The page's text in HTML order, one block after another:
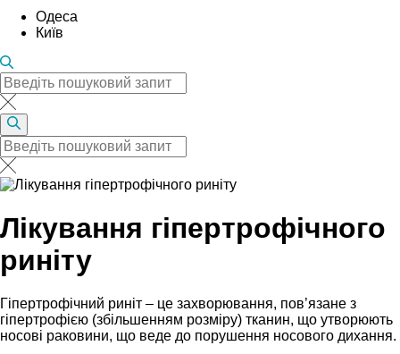
Одеса
Київ
Лікування гіпертрофічного
риніту
Гіпертрофічний риніт – це захворювання, пов’язане з
гіпертрофією (збільшенням розміру) тканин, що утворюють
носові раковини, що веде до порушення носового дихання.